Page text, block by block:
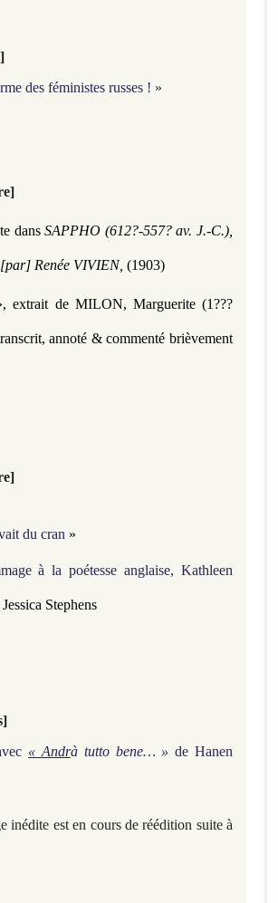
des féministes russes ! »
dansSAPPHO (612?-557? av. J.-C.),
Renée VIVIEN, (1903)
extrait de MILON, Marguerite (1???
annoté & commenté brièvement
du cran »
à la poétesse anglaise, Kathleen
Stephens
« Andrà tutto bene… »de Hanen
inédite est en cours de réédition suite à